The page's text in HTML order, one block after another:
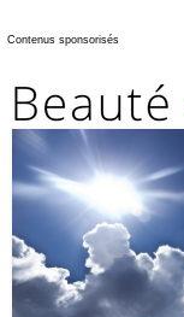
Contenus sponsorisés